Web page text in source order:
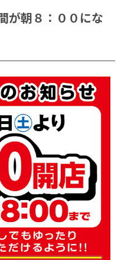
が朝８：００にな